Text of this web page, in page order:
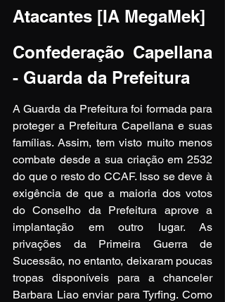
Atacantes [IA MegaMek]
Confederação Capellana
- Guarda da Prefeitura
A Guarda da Prefeitura foi formada para
proteger a Prefeitura Capellana e suas
famílias. Assim, tem visto muito menos
combate desde a sua criação em 2532
do que o resto do CCAF. Isso se deve à
exigência de que a maioria dos votos
do Conselho da Prefeitura aprove a
implantação em outro lugar. As
privações da Primeira Guerra de
Sucessão, no entanto, deixaram poucas
tropas disponíveis para a chanceler
Barbara Liao enviar para Tyrfing. Como